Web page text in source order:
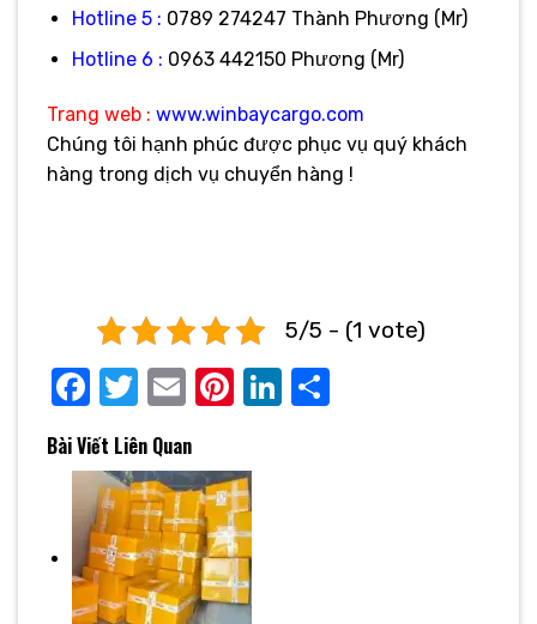
Hotline 5 : 0789 274247 Thành Phương (Mr)
Hotline 6 : 0963 442150 Phương (Mr)
Trang web : www.winbaycargo.com
Chúng tôi hạnh phúc được phục vụ quý khách
hàng trong dịch vụ chuyển hàng !
5/5 - (1 vote)
Facebook
Twitter
EmailPinterest
LinkedIn
Bài Viết Liên Quan